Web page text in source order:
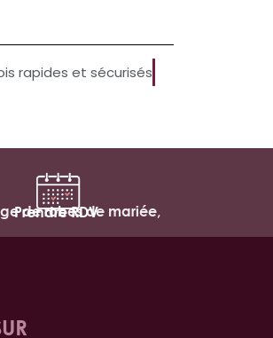
rapides et sécurisés
de robes de mariée,
Prendre RDV